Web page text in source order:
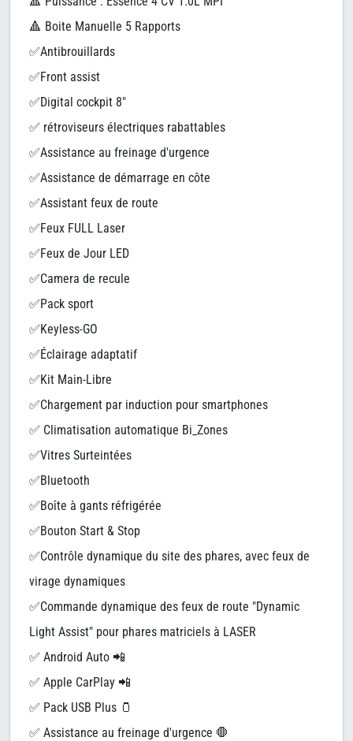
🔺 Boite Manuelle 5 Rapports
✅Antibrouillards
✅Front assist
✅Digital cockpit 8"
✅ rétroviseurs électriques rabattables
✅Assistance au freinage d'urgence
✅Assistance de démarrage en côte
✅Assistant feux de route
✅Feux FULL Laser
✅Feux de Jour LED
✅Camera de recule
✅Pack sport
✅Keyless-GO
✅Éclairage adaptatif
✅Kit Main-Libre
✅Chargement par induction pour smartphones
✅ Climatisation automatique Bi_Zones
✅Vitres Surteintées
✅Bluetooth
✅Boîte à gants réfrigérée
✅Bouton Start & Stop
✅Contrôle dynamique du site des phares, avec feux de
virage dynamiques
✅Commande dynamique des feux de route "Dynamic
Light Assist" pour phares matriciels à LASER
✅ Android Auto 📲
✅ Apple CarPlay 📲
✅ Pack USB Plus 🫙
✅ Assistance au freinage d'urgence 🛑